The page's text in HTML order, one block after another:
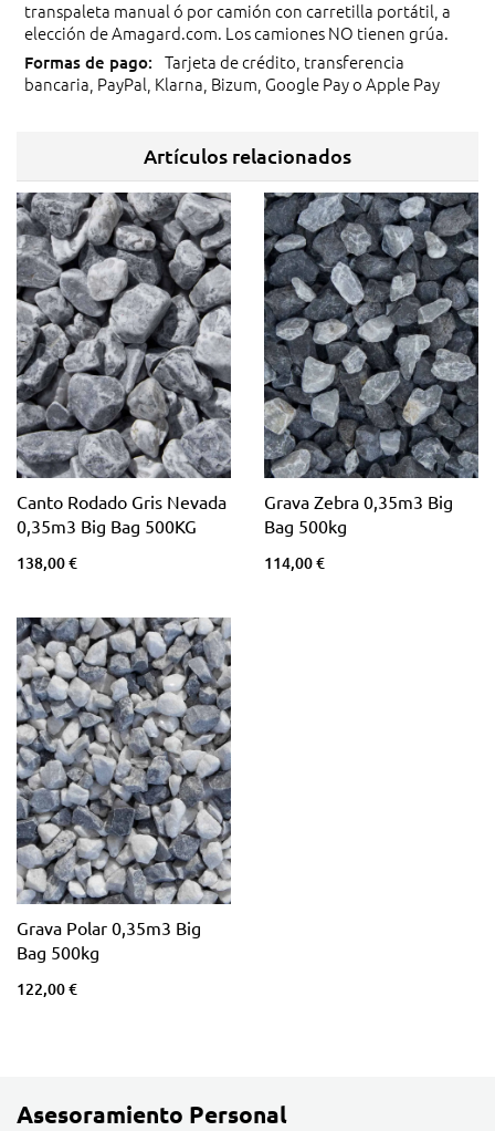
transpaleta manual ó por camión con carretilla portátil, a
elección de Amagard.com. Los camiones NO tienen grúa.
Tarjeta de crédito, transferencia
bancaria, PayPal, Klarna, Bizum, Google Pay o Apple Pay
Artículos relacionados
Canto Rodado Gris Nevada
0,35m3 Big Bag 500KG
138,00 €
Grava Zebra 0,35m3 Big
Bag 500kg
114,00 €
Grava Polar 0,35m3 Big
Bag 500kg
122,00 €
Asesoramiento Personal